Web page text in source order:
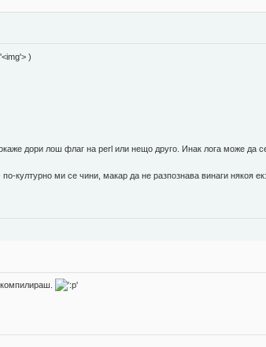
'> )
дори лош флаг на perl или нещо друго. Инак лога може да
културно ми се чини, макар да не разпознава винаги някоя